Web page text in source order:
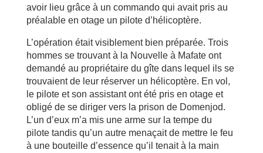
avoir lieu grâce à un commando qui avait pris au
préalable en otage un pilote d’hélicoptère.
L’opération était visiblement bien préparée. Trois
hommes se trouvant à la Nouvelle à Mafate ont
demandé au propriétaire du gîte dans lequel ils se
trouvaient de leur réserver un hélicoptère. En vol,
le pilote et son assistant ont été pris en otage et
obligé de se diriger vers la prison de Domenjod.
L’un d’eux m’a mis une arme sur la tempe du
pilote tandis qu’un autre menaçait de mettre le feu
à une bouteille d’essence qu’il tenait à la main